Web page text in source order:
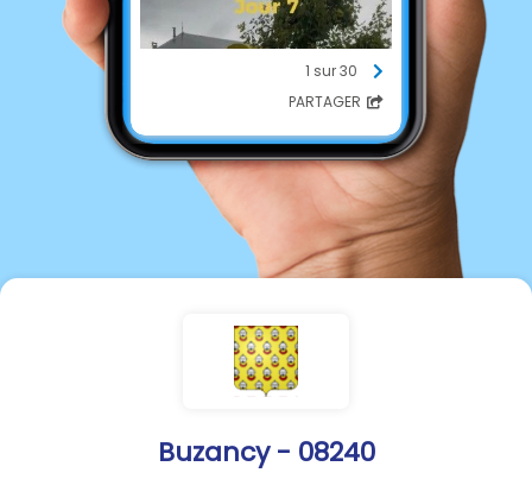
Buzancy - 08240
1 sur 30
PARTAGER